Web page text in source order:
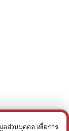
ลส่วนบุคคล เพื่อการ